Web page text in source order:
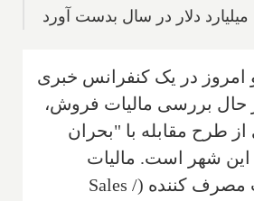
میلیارد دلار در سال بدست آورد
امروز در یک کنفرانس خبری
حال بررسی مالیات فروش،
طرح مقابله با "بحران
این شهر است. مالیات
مصرف کننده (Sales /